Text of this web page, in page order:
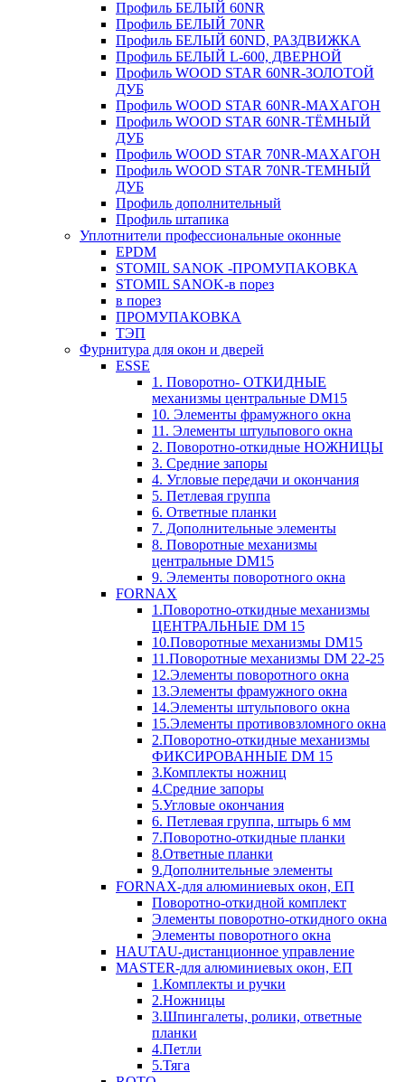
Профиль БЕЛЫЙ 60NR
Профиль БЕЛЫЙ 70NR
Профиль БЕЛЫЙ 60ND, РАЗДВИЖКА
Профиль БЕЛЫЙ L-600, ДВЕРНОЙ
Профиль WOOD STAR 60NR-ЗОЛОТОЙ
ДУБ
Профиль WOOD STAR 60NR-МАХАГОН
Профиль WOOD STAR 60NR-ТЁМНЫЙ
ДУБ
Профиль WOOD STAR 70NR-МАХАГОН
Профиль WOOD STAR 70NR-ТЕМНЫЙ
ДУБ
Профиль дополнительный
Профиль штапика
Уплотнители профессиональные оконные
EPDM
STOMIL SANOK -ПРОМУПАКОВКА
STOMIL SANOK-в порез
в порез
ПРОМУПАКОВКА
ТЭП
Фурнитура для окон и дверей
ESSE
1. Поворотно- ОТКИДНЫЕ
механизмы центральные DM15
10. Элементы фрамужного окна
11. Элементы штульпового окна
2. Поворотно-откидные НОЖНИЦЫ
3. Средние запоры
4. Угловые передачи и окончания
5. Петлевая группа
6. Ответные планки
7. Дополнительные элементы
8. Поворотные механизмы
центральные DM15
9. Элементы поворотного окна
FORNAX
1.Поворотно-откидные механизмы
ЦЕНТРАЛЬНЫЕ DM 15
10.Поворотные механизмы DM15
11.Поворотные механизмы DM 22-25
12.Элементы поворотного окна
13.Элементы фрамужного окна
14.Элементы штульпового окна
15.Элементы противовзломного окна
2.Поворотно-откидные механизмы
ФИКСИРОВАННЫЕ DM 15
3.Комплекты ножниц
4.Средние запоры
5.Угловые окончания
6. Петлевая группа, штырь 6 мм
7.Поворотно-откидные планки
8.Ответные планки
9.Дополнительные элементы
FORNAX-для алюминиевых окон, ЕП
Поворотно-откидной комплект
Элементы поворотно-откидного окна
Элементы поворотного окна
HAUTAU-дистанционное управление
MASTER-для алюминиевых окон, ЕП
1.Комплекты и ручки
2.Ножницы
3.Шпингалеты, ролики, ответные
планки
4.Петли
5.Тяга